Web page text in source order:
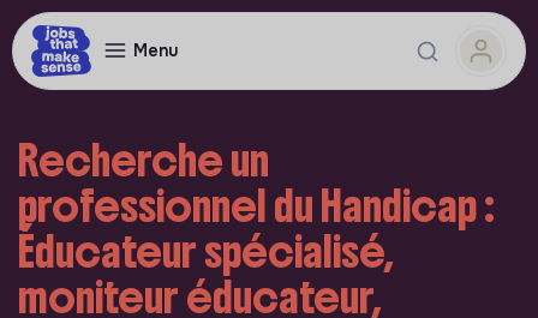
Menu
Recherche un
professionnel du Handicap :
Éducateur spécialisé,
moniteur éducateur,